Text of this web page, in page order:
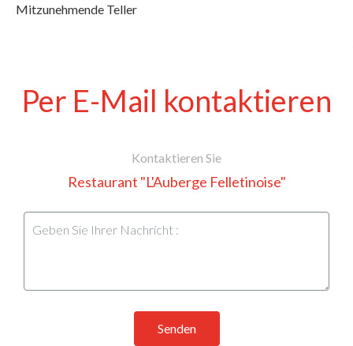
Mitzunehmende Teller
Per E-Mail kontaktieren
Kontaktieren Sie
Restaurant "L'Auberge Felletinoise"
Senden